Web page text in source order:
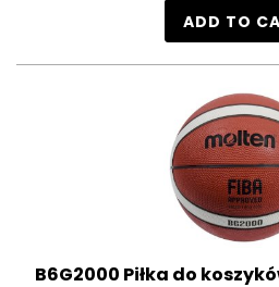
ADD TO
B6G2000 Piłka do